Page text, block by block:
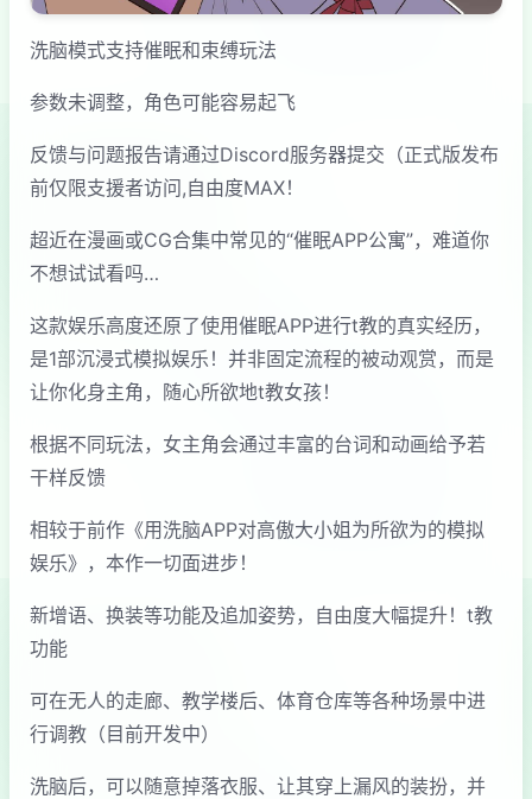
洗脑模式支持催眠和束缚玩法
参数未调整，角色可能容易起飞
反馈与问题报告请通过Discord服务器提交（正式版发布
前仅限支援者访问,自由度MAX！
超近在漫画或CG合集中常见的“催眠APP公寓”，难道你
不想试试看吗…
这款娱乐高度还原了使用催眠APP进行t教的真实经历，
是1部沉浸式模拟娱乐！并非固定流程的被动观赏，而是
让你化身主角，随心所欲地t教女孩！
根据不同玩法，女主角会通过丰富的台词和动画给予若
干样反馈
相较于前作《用洗脑APP对高傲大小姐为所欲为的模拟
娱乐》，本作一切面进步！
新增语、换装等功能及追加姿势，自由度大幅提升！t教
功能
可在无人的走廊、教学楼后、体育仓库等各种场景中进
行调教（目前开发中）
洗脑后，可以随意掉落衣服、让其穿上漏风的装扮，并